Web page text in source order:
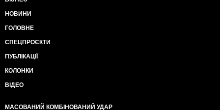
НОВИНИ
ГОЛОВНЕ
СПЕЦПРОЄКТИ
ПУБЛІКАЦІЇ
КОЛОНКИ
ВІДЕО
МАСОВАНИЙ КОМБІНОВАНИЙ УДАР